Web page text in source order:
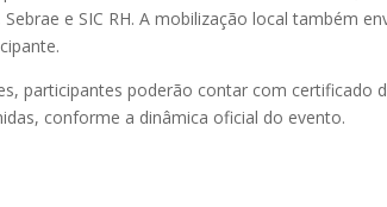
e SIC RH. A mobilização local também
participantes poderão contar com certificado
conforme a dinâmica oficial do evento.